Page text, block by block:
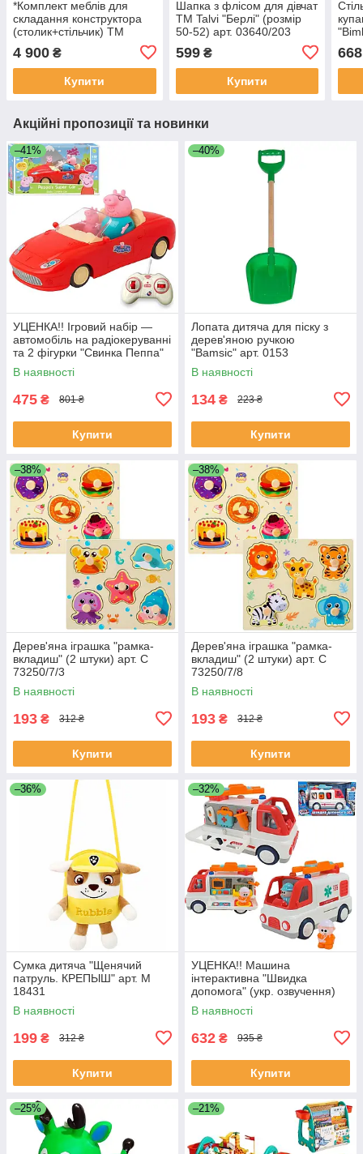
*Комплект меблів для
складання конструктора
(столик+стільчик) TM
4 900 ₴
Купити
Шапка з флісом для дівчат
TM Talvi "Берлі" (розмір
50-52) арт. 03640/203
599₴
Купити
668
Акційні пропозиції та новинки
–41%
УЦЕНКА!! Ігровий набір —
автомобіль на радіокеруванні
та 2 фігурки "Свинка Пеппа"
(Peppa Pig) арт. 000-1
В наявності
475 ₴ 801 ₴
Купити
–40%
Лопата дитяча для піску з
дерев'яною ручкою
"Bamsic" арт. 0153
В наявності
134 ₴ 223 ₴
Купити
–38%
Дерев'яна іграшка "рамка-
вкладиш" (2 штуки) арт. C
73250/7/3
В наявності
193 ₴ 312 ₴
Купити
–38%
Дерев'яна іграшка "рамка-
вкладиш" (2 штуки) арт. C
73250/7/8
В наявності
193 ₴ 312 ₴
Купити
–36%
Сумка дитяча "Щенячий
патруль. КРЕПЫШ" арт. M
18431
В наявності
199 ₴ 312 ₴
Купити
–32%
УЦЕНКА!! Машина
інтерактивна "Швидка
допомога" (укр. озвучення)
арт. 46349
В наявності
632 ₴ 935 ₴
Купити
–25% –21%